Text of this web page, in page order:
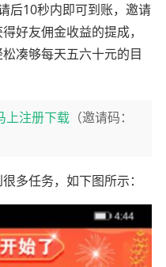
后10秒内即可到账，邀请
好友佣金收益的提成，
凑够每天五六十元的目
上注册下载（邀请码：
多任务，如下图所示：